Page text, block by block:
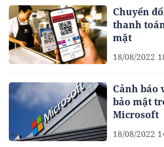
Chuyển
thanh
mặt
18/08/2022
Cảnh báo
bảo mật
Microsoft
18/08/2022